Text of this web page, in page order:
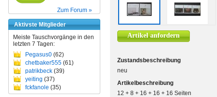
Zum Forum »
Aktivste Mitglieder
Meiste Tauschvorgänge in den
letzten 7 Tagen:
Pegasus0 (62)
chetbaker555 (61)
patrikbeck (39)
yeiting (37)
fckfanole (35)
Artikel anfordern
Zustandsbeschreibung
neu
Artikelbeschreibung
12 + 8 + 16 + 16 + 16 Seiten